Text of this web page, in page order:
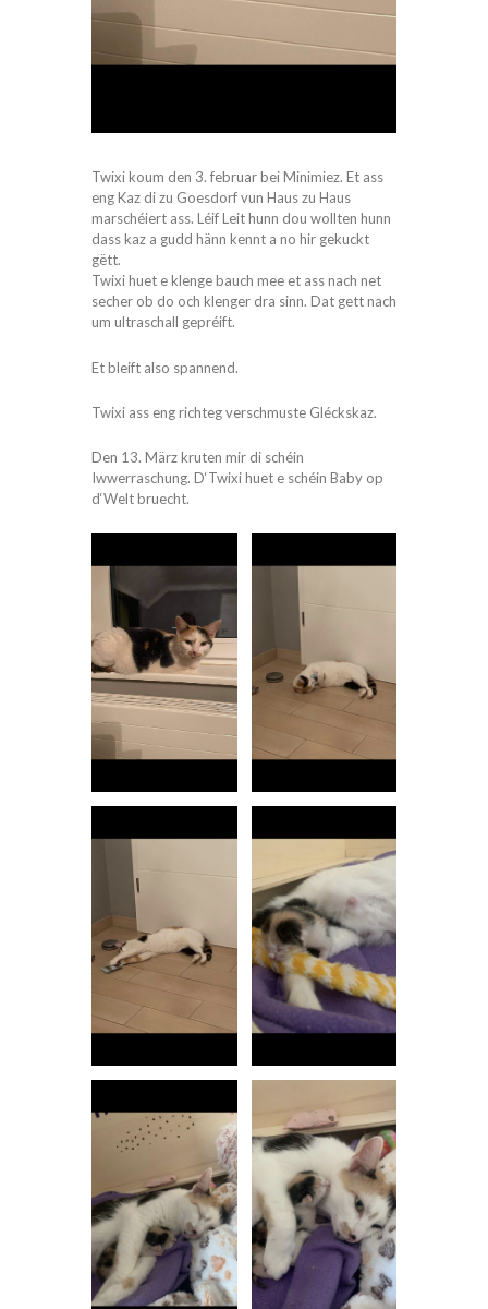
Twixi koum den 3. februar bei Minimiez. Et ass
eng Kaz di zu Goesdorf vun Haus zu Haus
marschéiert ass. Léif Leit hunn dou wollten hunn
dass kaz a gudd hänn kennt a no hir gekuckt
gëtt.
Twixi huet e klenge bauch mee et ass nach net
secher ob do och klenger dra sinn. Dat gett nach
um ultraschall gepréift.
Et bleift also spannend.
Twixi ass eng richteg verschmuste Gléckskaz.
Den 13. März kruten mir di schéin
Iwwerraschung. D‘Twixi huet e schéin Baby op
d‘Welt bruecht.